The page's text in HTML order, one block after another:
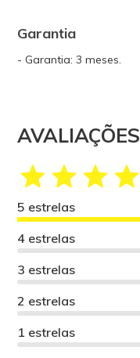
Garantia
- Garantia: 3 meses.
AVALIAÇÕES
5 estrelas
4 estrelas
3 estrelas
2 estrelas
1 estrelas